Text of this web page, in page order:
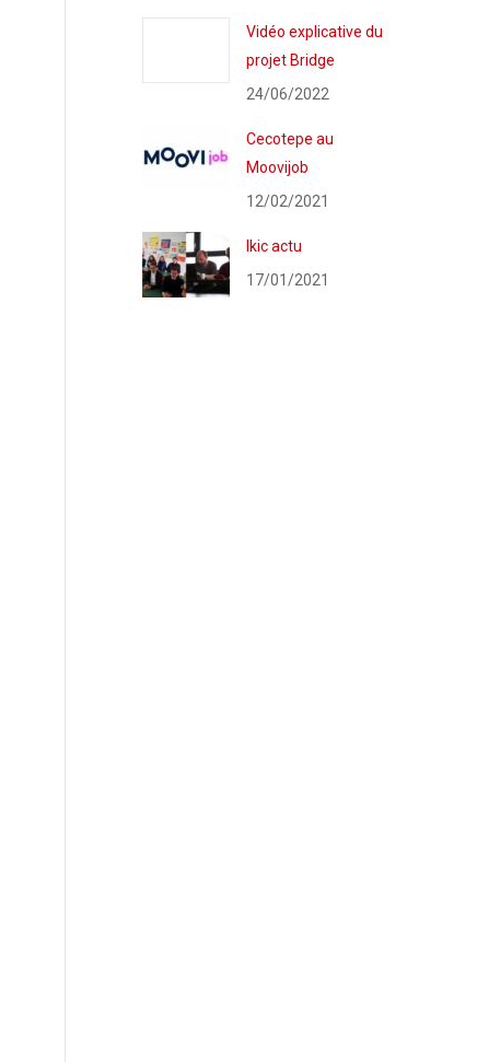
Vidéo explicative du
projet Bridge
24/06/2022
Cecotepe au
Moovijob
12/02/2021
Ikic actu
17/01/2021